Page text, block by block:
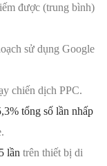
được (trung bình)
sử dụng Google
chiến dịch PPC.
tổng số lần nhấp
lần trên thiết bị di